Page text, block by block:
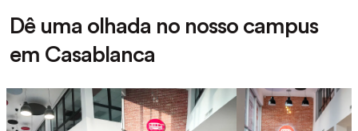
Dê uma olhada no nosso campus
em Casablanca